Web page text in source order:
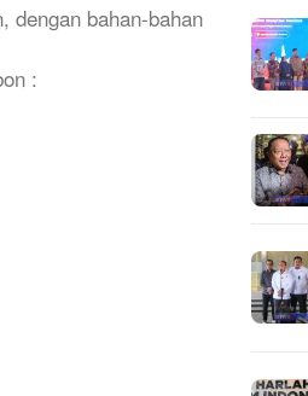
dengan bahan-bahan
: